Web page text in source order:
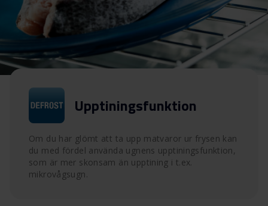
Upptiningsfunktion
Om du har glömt att ta upp matvaror ur frysen kan
du med fördel använda ugnens upptiningsfunktion,
som är mer skonsam än upptining i t.ex.
mikrovågsugn.